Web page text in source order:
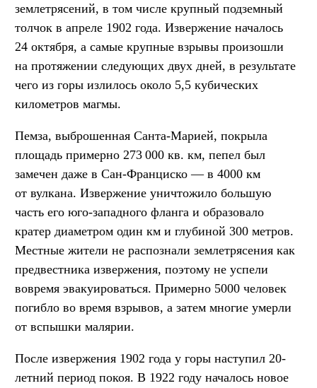
землетрясений, в том числе крупный подземный
толчок в апреле 1902 года. Извержение началось
24 октября, а самые крупные взрывы произошли
на протяжении следующих двух дней, в результате
чего из горы излилось около 5,5 кубических
километров магмы.
Пемза, выброшенная Санта-Марией, покрыла
площадь примерно 273 000 кв. км, пепел был
замечен даже в Сан-Франциско — в 4000 км
от вулкана. Извержение уничтожило большую
часть его юго-западного фланга и образовало
кратер диаметром один км и глубиной 300 метров.
Местные жители не распознали землетрясения как
предвестника извержения, поэтому не успели
вовремя эвакуироваться. Примерно 5000 человек
погибло во время взрывов, а затем многие умерли
от вспышки малярии.
После извержения 1902 года у горы наступил 20-
летний период покоя. В 1922 году началось новое